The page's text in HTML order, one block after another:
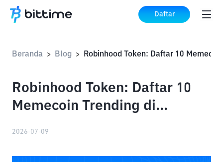
Daftar
Beranda > Blog >
Robinhood Token: Daftar 10
Memecoin Trending di
2026-07-09